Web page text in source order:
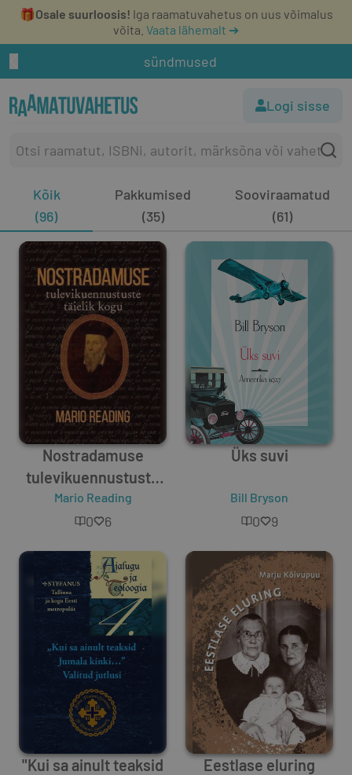
🎁Osale suurloosis! Iga raamatuvahetus on uus võimalus
võita. Vaata lähemalt ➔
sündmused
Logi sisse
Kõik
(96)
Pakkumised
(35)
Sooviraamatud
(61)
Nostradamuse
tulevikuennustuste
täielik kogu
Mario Reading
0 6
Üks suvi
Bill Bryson
0 9
"Kui sa ainult teaksid
Eestlase eluring